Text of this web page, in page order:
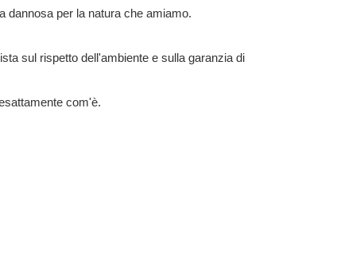
dannosa per la natura che amiamo.
sul rispetto dell'ambiente e sulla garanzia di
com'è.